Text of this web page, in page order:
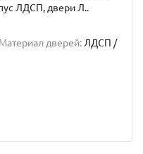
ЛДСП, двери Л..
Материал дверей: ЛДСП /